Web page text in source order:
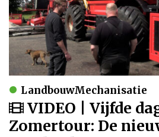
LandbouwMechanisatie
VIDEO | Vijfde
Zomertour: De